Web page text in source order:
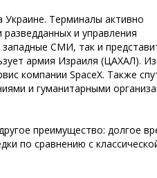
Украине. Терминалы активно
и управления
СМИ, так и
армия Израиля (ЦАХАЛ).
компании SpaceX. Также
и гуманитарными
преимущество: долгое
по сравнению с